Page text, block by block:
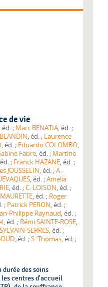
de vie
, éd. ; Marc BENATIA
, éd. ;
, éd. ; Laurence
, éd. ; Eduardo COLOMBO,
Fabre , éd. ; Martine
, éd. ; Franck HAZANE
, éd. ;
JOUSSELIN , éd. ;A.-
, éd. ;Amelia
, éd. ;C. LOISON
, éd. ;
MAURETTE , éd. ; Roger
, éd. ; Patrick PERON
, éd. ;
Philippe Raynaud
, éd. ;
, éd. ; Rémi SAINTE-ROSE,
SERRES
, éd. ;
, éd. ;S. Thomas
, éd. ;
des soins
centres d'accueil